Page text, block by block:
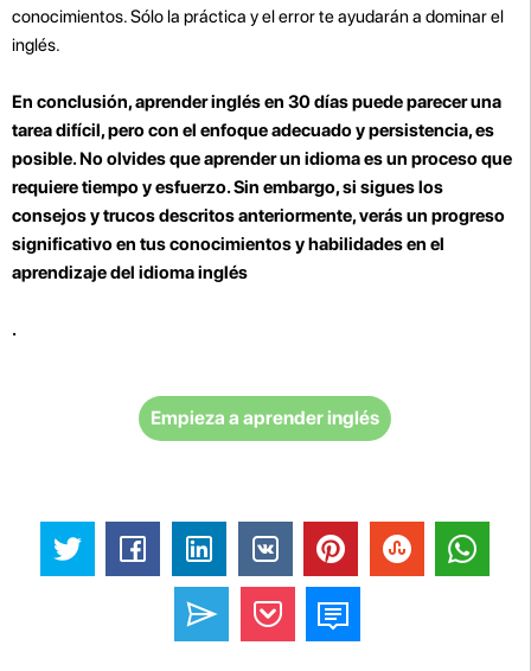
conocimientos. Sólo la práctica y el error te ayudarán a dominar el
inglés.
En conclusión, aprender inglés en 30 días puede parecer una
tarea difícil, pero con el enfoque adecuado y persistencia, es
posible. No olvides que aprender un idioma es un proceso que
requiere tiempo y esfuerzo. Sin embargo, si sigues los
consejos y trucos descritos anteriormente, verás un progreso
significativo en tus conocimientos y habilidades en el
aprendizaje del idioma inglés
.
Empieza a aprender inglés